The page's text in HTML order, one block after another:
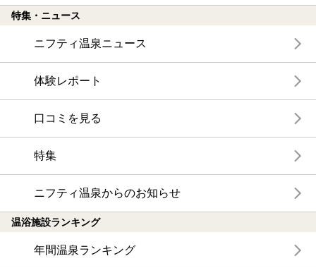
特集・ニュース
ニフティ温泉ニュース
体験レポート
口コミを見る
特集
ニフティ温泉からのお知らせ
温浴施設ランキング
年間温泉ランキング